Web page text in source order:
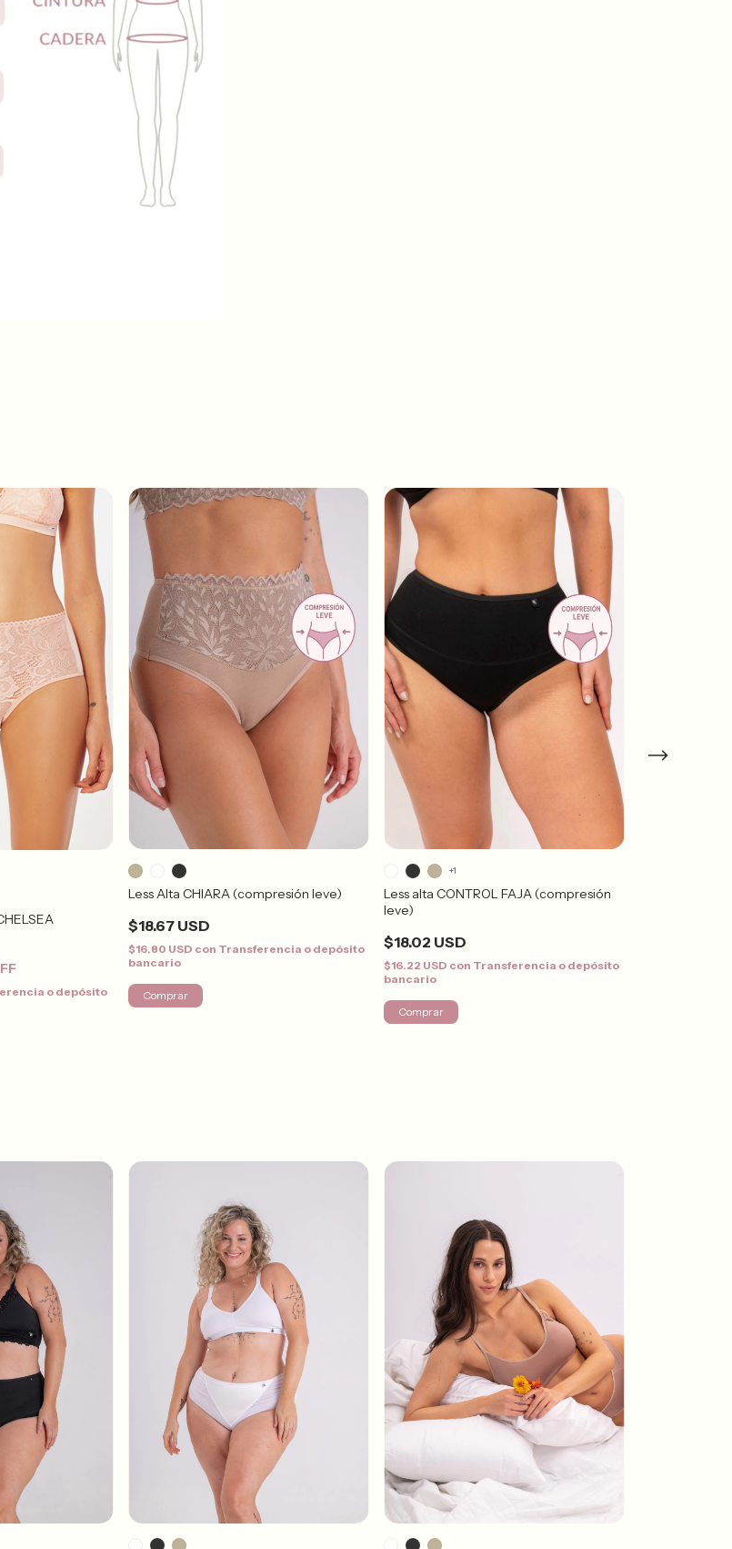
o depósito
Less Alta CHIARA (compresión leve)
$18.67 USD
$16.80 USD con Transferencia o depósito
bancario
Comprar
Less alta CONTROL FAJA (compresión
leve)
$18.02 USD
$16.22 USD con Transferencia o depósito
bancario
+1
Comprar